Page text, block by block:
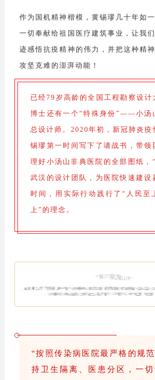
作为国机精神楷模，黄锡璆几十年如
一切奉献给祖国医疗建筑事业，让我
迹感悟抗疫精神的伟力，并把这种精
攻坚克难的澎湃动能！
已经79岁高龄的全国工程勘察设计
博士还有一个“特殊身份”——小汤
总设计师。 2020年初，新冠肺炎疫
锡璆第一时间写下了请战书，带领
理好小汤山非典医院的全部图纸，
武汉的设计团队，为医院快速建设
时间，用实际行动践行了“人民至
上”的理念。
一切设计都要从病人和医生
虑
“按照传染病医院最严格的规
持卫生隔离、医患分区，一